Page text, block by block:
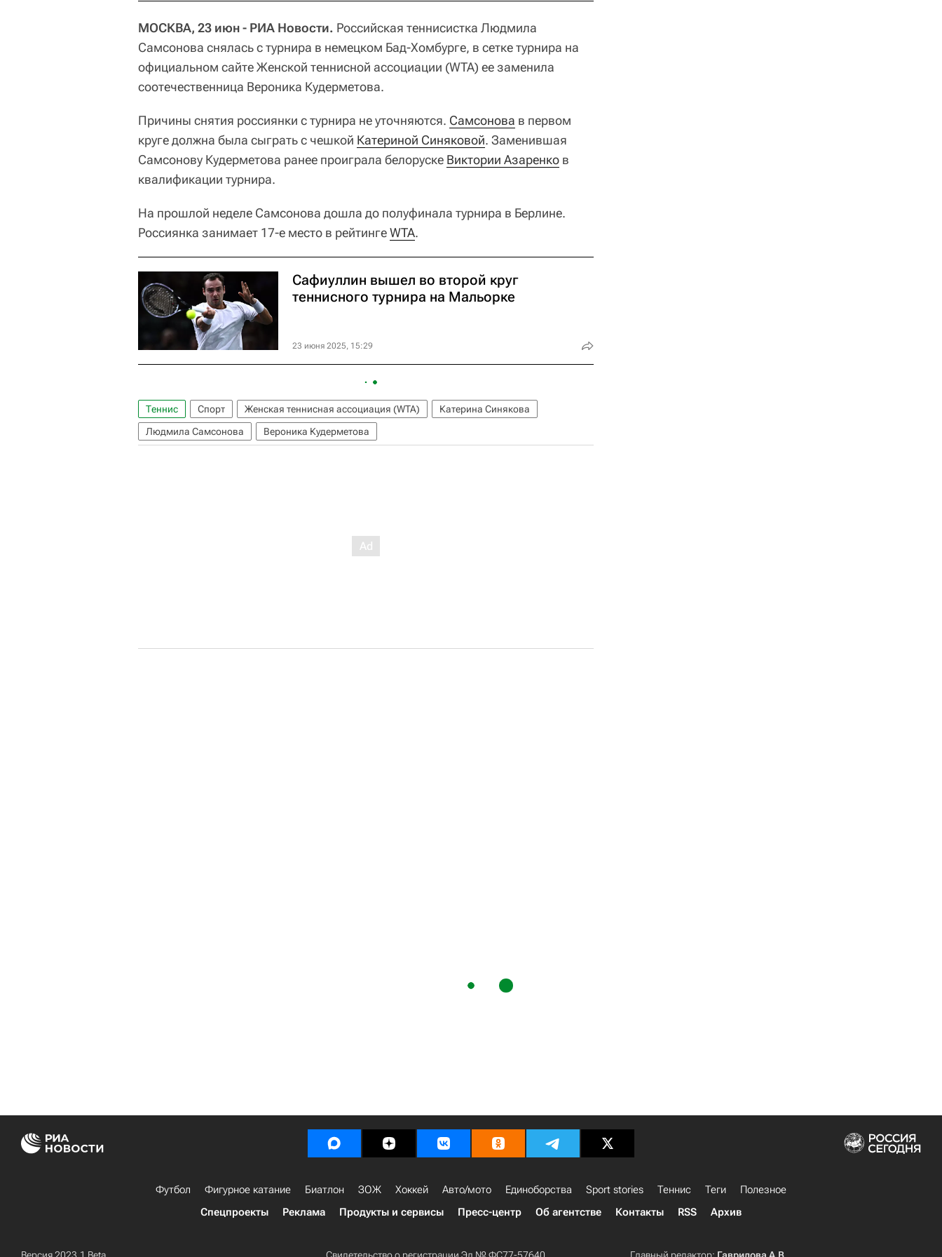
МОСКВА, 23 июн - РИА Новости. Российская теннисистка Людмила
Самсонова снялась с турнира в немецком Бад-Хомбурге, в сетке турнира на
официальном сайте Женской теннисной ассоциации (WTA) ее заменила
соотечественница Вероника Кудерметова.
Причины снятия россиянки с турнира не уточняются. Самсонова в первом
круге должна была сыграть с чешкой Катериной Синяковой. Заменившая
Самсонову Кудерметова ранее проиграла белоруске Виктории Азаренко в
квалификации турнира.
На прошлой неделе Самсонова дошла до полуфинала турнира в Берлине.
Россиянка занимает 17-е место в рейтингеWTA.
Сафиуллин вышел во второй круг
теннисного турнира на Мальорке
23 июня 2025, 15:29
Теннис Спорт Женская теннисная ассоциация (WTA)
Катерина Синякова
Людмила Самсонова
Вероника Кудерметова
Футбол Фигурное катание Биатлон ЗОЖ Хоккей Авто/мото Единоборства Sport stories Теннис Теги
Полезное
Спецпроекты
Реклама Продукты и сервисы Пресс-центр Об агентстве Контакты RSS Архив